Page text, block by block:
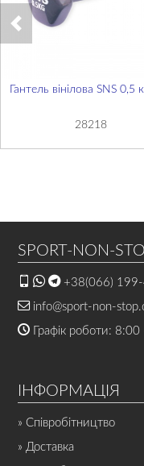
Гантель вінілова SNS 0,5
28218
SPORT-NON-
+38(066)
info@sport-non-
Графік роботи:
ІНФОРМАЦІЯ
» Співробітництво
» Доставка